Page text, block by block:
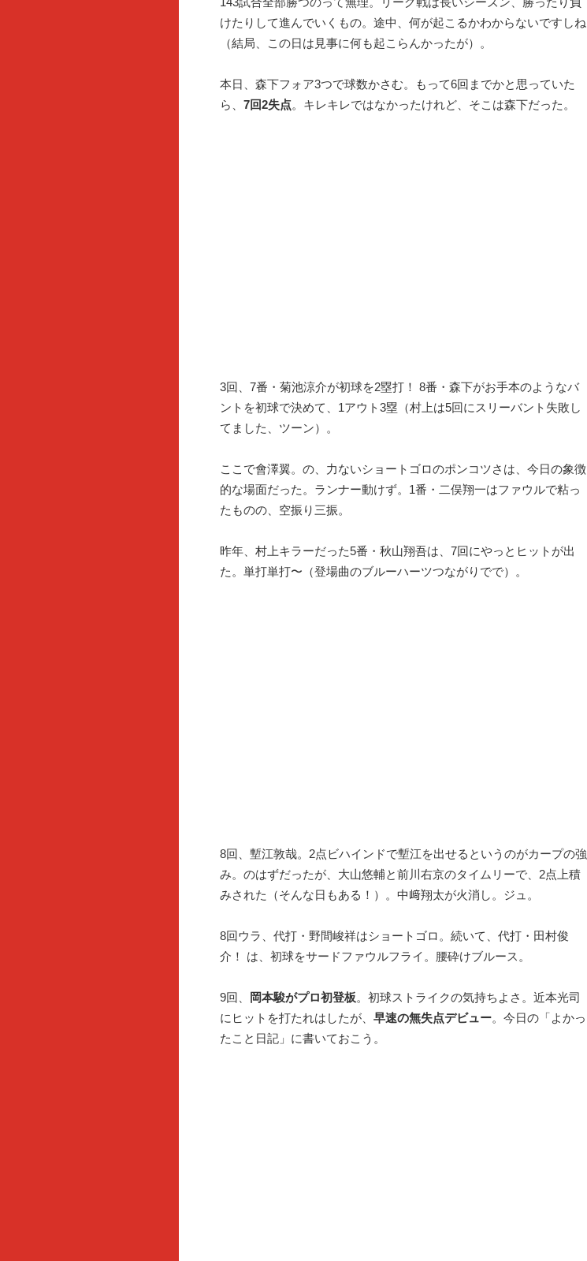
けたりして進んでいくもの。途中、何が起こるかわからないですしね
（結局、この日は見事に何も起こらんかったが）。
本日、森下フォア3つで球数かさむ。もって6回までかと思っていた
ら、 7回2失点。キレキレではなかったけれど、そこは森下だった。
3回、7番・菊池涼介が初球を2塁打！ 8番・森下がお手本のようなバ
ントを初球で決めて、1アウト3塁（村上は5回にスリーバント失敗し
てました、ツーン）。
ここで會澤翼。の、力ないショートゴロのポンコツさは、今日の象徴
的な場面だった。ランナー動けず。1番・二俣翔一はファウルで粘っ
たものの、空振り三振。
昨年、村上キラーだった5番・秋山翔吾は、7回にやっとヒットが出
た。単打単打〜（登場曲のブルーハーツつながりでで）。
8回、塹江敦哉。2点ビハインドで塹江を出せるというのがカープの強
み。のはずだったが、大山悠輔と前川右京のタイムリーで、2点上積
みされた（そんな日もある！）。中﨑翔太が火消し。ジュ。
8回ウラ、代打・野間峻祥はショートゴロ。続いて、代打・田村俊
介！ は、初球をサードファウルフライ。腰砕けブルース。
9回、 岡本駿がプロ初登板。初球ストライクの気持ちよさ。近本光司
にヒットを打たれはしたが、 早速の無失点デビュー。今日の「よかっ
たこと日記」に書いておこう。